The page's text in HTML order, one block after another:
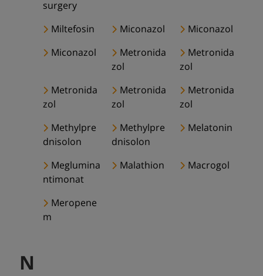
surgery
Miltefosin Miconazol
Miconazol
Miconazol
Metronida
zol
Metronida
zol
Metronida
zol
Metronida
zol
Metronida
zol
Methylpre
dnisolon
Methylpre
dnisolon
Melatonin
Meglumina
ntimonat
Malathion Macrogol
Meropene
m
N